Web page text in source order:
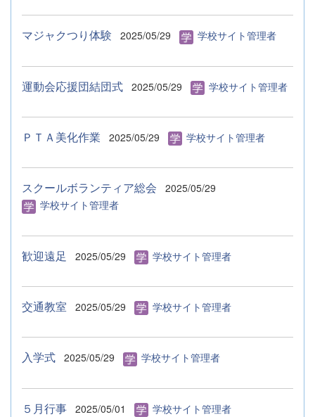
マジャクつり体験 2025/05/29 学校サイト管理者
運動会応援団結団式 2025/05/29 学校サイト管理者
ＰＴＡ美化作業 2025/05/29 学校サイト管理者
スクールボランティア総会
2025/05/29
学校サイト管理者
歓迎遠足 2025/05/29 学校サイト管理者
交通教室 2025/05/29 学校サイト管理者
入学式 2025/05/29 学校サイト管理者
５月行事 2025/05/01 学校サイト管理者